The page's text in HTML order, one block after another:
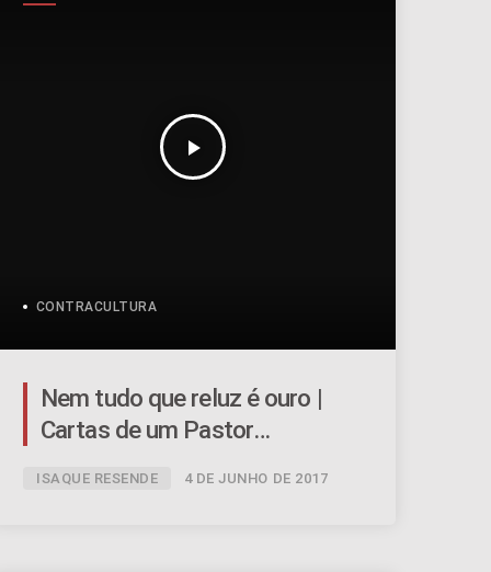
INCONSTANTE
play_arrow
CONTRACULTURA
Nem tudo que reluz é ouro |
Cartas de um Pastor
ISAQUE RESENDE 4 DE JUNHO DE 2017